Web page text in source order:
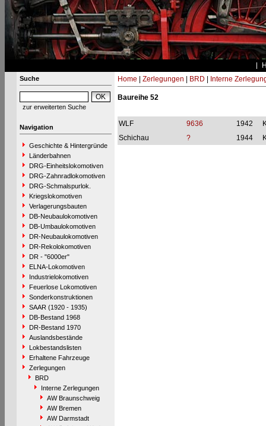
Suche
zur erweiterten Suche
Navigation
Geschichte & Hintergründe
Länderbahnen
DRG-Einheitslokomotiven
DRG-Zahnradlokomotiven
DRG-Schmalspurlok.
Kriegslokomotiven
Verlagerungsbauten
DB-Neubaulokomotiven
DB-Umbaulokomotiven
DR-Neubaulokomotiven
DR-Rekolokomotiven
DR - "6000er"
ELNA-Lokomotiven
Industrielokomotiven
Feuerlose Lokomotiven
Sonderkonstruktionen
SAAR (1920 - 1935)
DB-Bestand 1968
DR-Bestand 1970
Auslandsbestände
Lokbestandslisten
Erhaltene Fahrzeuge
Zerlegungen
BRD
Interne Zerlegungen
AW Braunschweig
AW Bremen
AW Darmstadt
Home Zerlegungen BRD Interne
Baureihe 52
WLF 9636 1942
Schichau
? 1944